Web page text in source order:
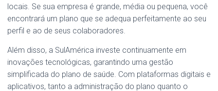
locais. Se sua empresa é grande, média ou pequena, você
encontrará um plano que se adequa perfeitamente ao seu
perfil e ao de seus colaboradores.
Além disso, a SulAmérica investe continuamente em
inovações tecnológicas, garantindo uma gestão
simplificada do plano de saúde. Com plataformas digitais e
aplicativos, tanto a administração do plano quanto o